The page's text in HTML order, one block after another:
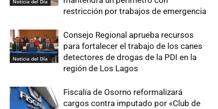
Noticia del Día
restricción por trabajos de emergencia
Noticia del Día
Consejo Regional aprueba recursos
para fortalecer el trabajo de los canes
detectores de drogas de la PDI en la
región de Los Lagos
Fiscalía de Osorno reformalizará
cargos contra imputado por «Club de